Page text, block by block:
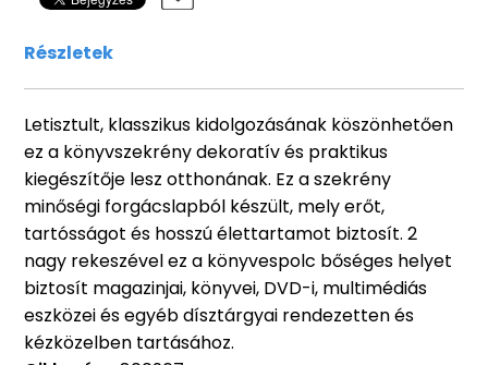
Részletek
Letisztult, klasszikus kidolgozásának köszönhetően
ez a könyvszekrény dekoratív és praktikus
kiegészítője lesz otthonának. Ez a szekrény
minőségi forgácslapból készült, mely erőt,
tartósságot és hosszú élettartamot biztosít. 2
nagy rekeszével ez a könyvespolc bőséges helyet
biztosít magazinjai, könyvei, DVD-i, multimédiás
eszközei és egyéb dísztárgyai rendezetten és
kézközelben tartásához.